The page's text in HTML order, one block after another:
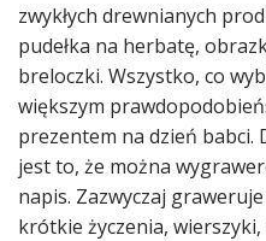
zwykłych drewnianych
pudełka na herbatę,
breloczki. Wszystko, co
większym
prezentem na dzień
jest to, że można
napis. Zazwyczaj
krótkie życzenia, wierszyki,